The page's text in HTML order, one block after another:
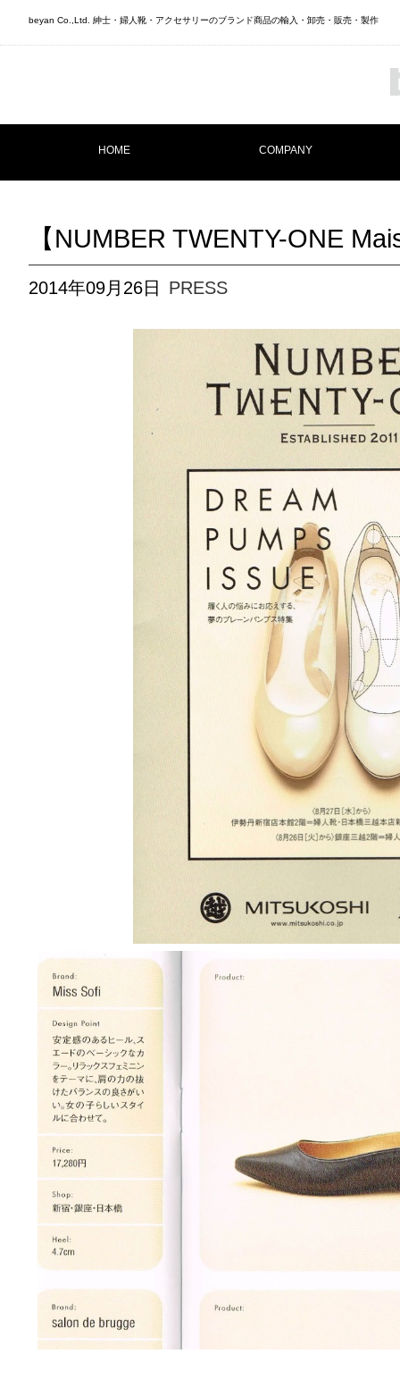
beyan Co.,Ltd. 紳士・婦人靴・アクセサリーのブランド商品の輸入・卸売・販売・製作
HOME COMPANY
【NUMBER TWENTY-ONE
2014年09月26日 PRESS